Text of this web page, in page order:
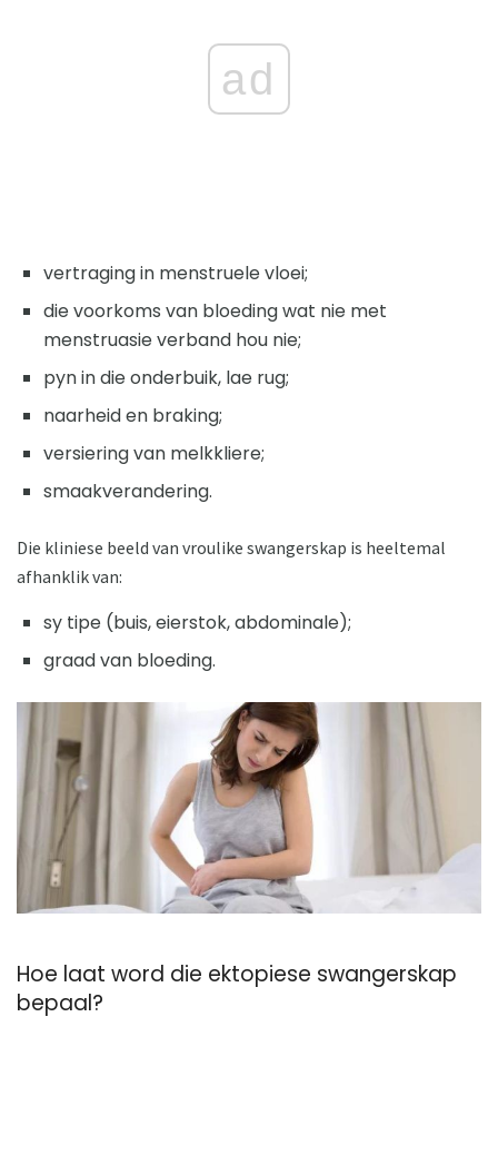
ad
vertraging in menstruele vloei;
die voorkoms van bloeding wat nie met
menstruasie verband hou nie;
pyn in die onderbuik, lae rug;
naarheid en braking;
versiering van melkkliere;
smaakverandering.
Die kliniese beeld van vroulike swangerskap is heeltemal
afhanklik van:
sy tipe (buis, eierstok, abdominale);
graad van bloeding.
Hoe laat word die ektopiese swangerskap
bepaal?